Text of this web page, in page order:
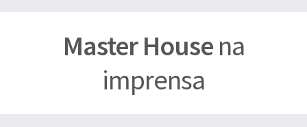
Master Housena
imprensa